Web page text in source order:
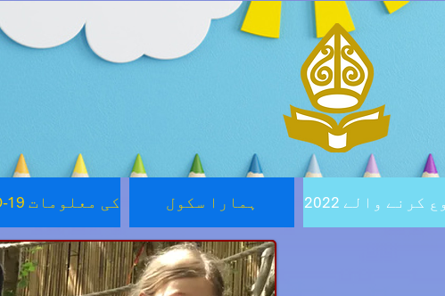
COVID-19 کی معلومات ہمارا سکول شروع کرنے والے